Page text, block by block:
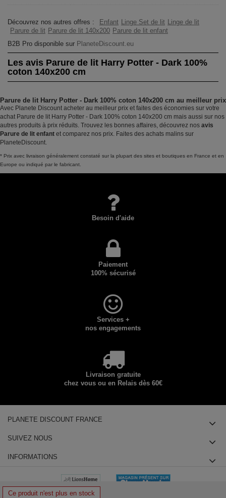
Ce produit n'est plus en stock
Découvrez nos autres offres : Enfant Linge Set de lit Linge de lit
Parure de lit Parure de lit 140x200 Parure de lit enfant
B2B Pro disponible sur PlaneteDiscount.eu
Les avis Parure de lit Harry Potter - Dark 100%
coton 140x200 cm
Parure de lit Harry Potter - Dark 100% coton 140x200 cm au meilleur prix
Avec Planete Discount acheter au meilleur prix et faites des économies sur votre
achat Parure de lit Harry Potter - Dark 100% coton 140x200 cm mais aussi sur nos
autres produits à prix réduits. Trouvez les bonnes affaires, découvrez nos avis
Parure de lit enfant et comparez nos prix. Faites des achats malins sur
PlaneteDiscount.
* Prix avec livraison généralement constaté sur la plupart des sites et boutiques en France et en
Europe ou indiqué par le fabricant.
Besoin d'aide
Paiement
100% sécurisé
Services +
nos engagements
Livraison gratuite
chez vous ou en Relais dès 60€
PLANETE DISCOUNT FRANCE
SUIVEZ NOUS
INFORMATIONS